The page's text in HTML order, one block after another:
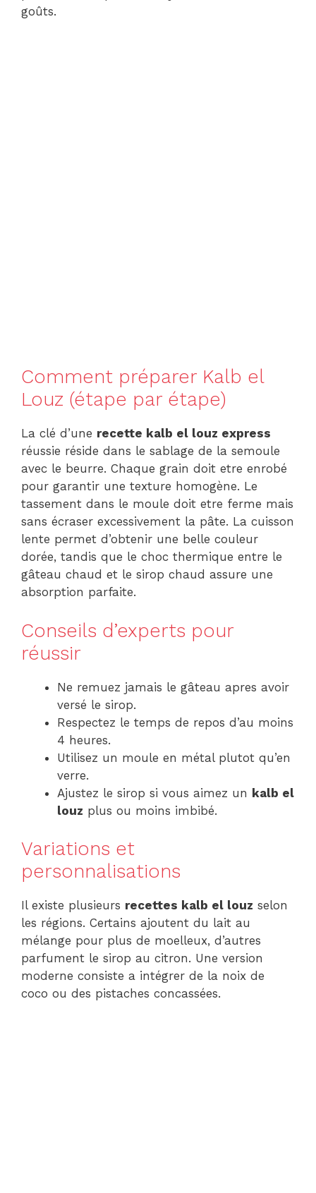
goûts.
Comment préparer Kalb el
Louz (étape par étape)
La clé d’une recette kalb el louz express
réussie réside dans le sablage de la semoule
avec le beurre. Chaque grain doit etre enrobé
pour garantir une texture homogène. Le
tassement dans le moule doit etre ferme mais
sans écraser excessivement la pâte. La cuisson
lente permet d’obtenir une belle couleur
dorée, tandis que le choc thermique entre le
gâteau chaud et le sirop chaud assure une
absorption parfaite.
Conseils d’experts pour
réussir
Ne remuez jamais le gâteau apres avoir
versé le sirop.
Respectez le temps de repos d’au moins
4 heures.
Utilisez un moule en métal plutot qu’en
verre.
Ajustez le sirop si vous aimez un kalb el
louz plus ou moins imbibé.
Variations et
personnalisations
Il existe plusieurs recettes kalb el louz selon
les régions. Certains ajoutent du lait au
mélange pour plus de moelleux, d’autres
parfument le sirop au citron. Une version
moderne consiste a intégrer de la noix de
coco ou des pistaches concassées.